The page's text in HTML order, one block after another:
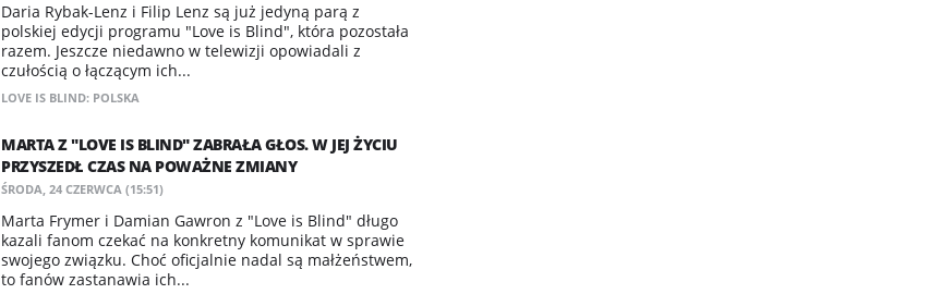
Daria Rybak-Lenz i Filip Lenz są już jedyną parą z
polskiej edycji programu "Love is Blind", która pozostała
razem. Jeszcze niedawno w telewizji opowiadali z
czułością o łączącym ich...
LOVE IS BLIND: POLSKA
MARTA Z "LOVE IS BLIND" ZABRAŁA GŁOS. W JEJ ŻYCIU
PRZYSZEDŁ CZAS NA POWAŻNE ZMIANY
ŚRODA, 24 CZERWCA (15:51)
Marta Frymer i Damian Gawron z "Love is Blind" długo
kazali fanom czekać na konkretny komunikat w sprawie
swojego związku. Choć oficjalnie nadal są małżeństwem,
to fanów zastanawia ich...